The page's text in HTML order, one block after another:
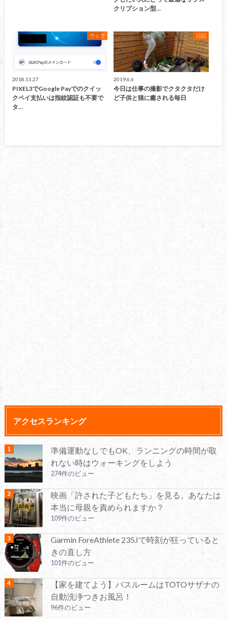
クリプション型…
ウェブ
2018.11.27
PIXEL3でGoogle Payでのクイッ
クペイ支払いは指紋認証も不要で
タ…
日記
2019.6.6
今日は仕事の撮影でクタクタだけ
ど子供と猫に癒される毎日
アクセスランキング
準備運動なしでもOK、ランニングの時間が取
れない時はウォーキングをしよう
274件のビュー
映画「許された子どもたち」を見る。あなたは
本当に母親を責められますか？
109件のビュー
Garmin ForeAthlete 235Jで時刻が狂っていると
きの直し方
101件のビュー
【家を建てよう】バスルームはTOTOサザナの
自動洗浄つきお風呂！
96件のビュー